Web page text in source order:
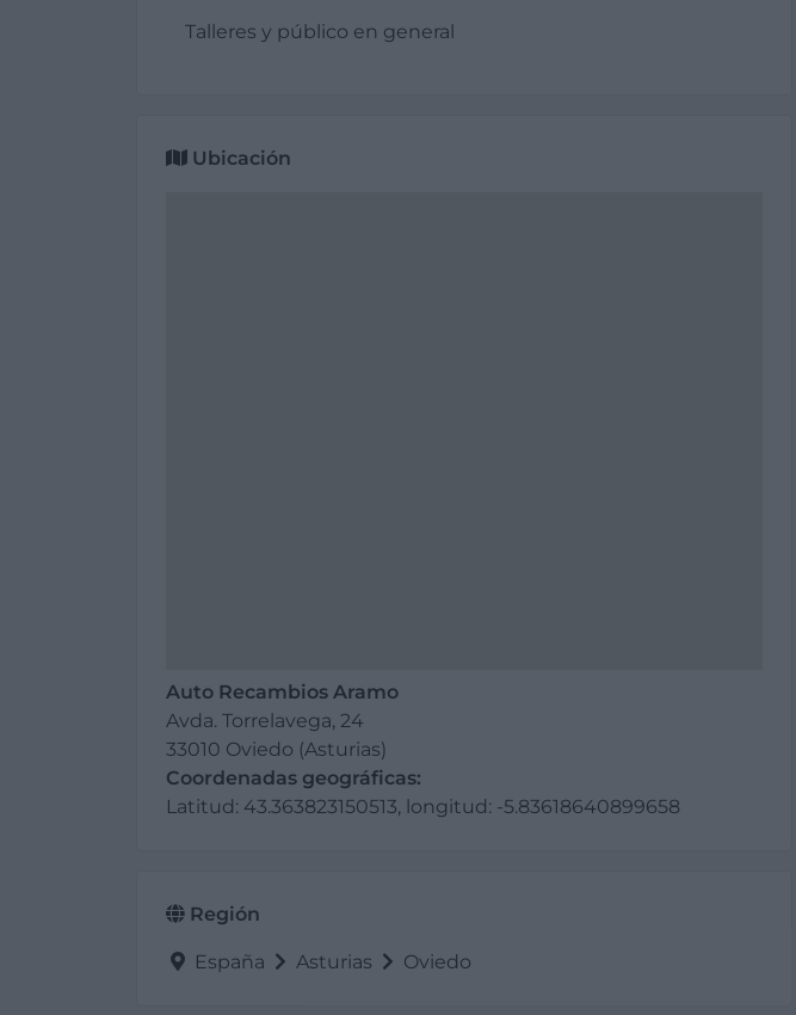
Talleres y público en general
Ubicación
Auto Recambios Aramo
Avda. Torrelavega, 24
33010 Oviedo (Asturias)
Coordenadas geográficas:
Latitud: 43.363823150513, longitud: -5.83618640899658
Región
España Asturias Oviedo